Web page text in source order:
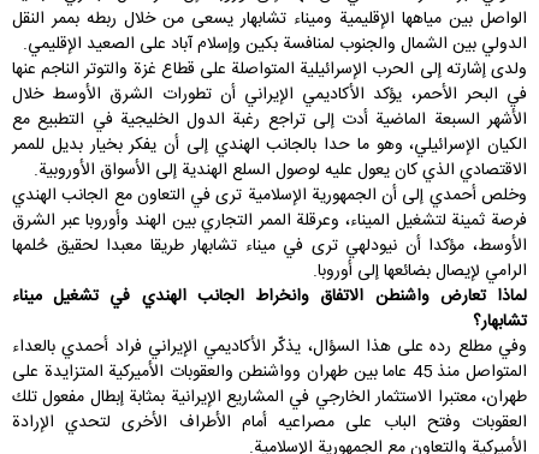
الواصل بين مياهها الإقليمية وميناء تشابهار يسعى من خلال ربطه بممر النقل
الدولي بين الشمال والجنوب لمنافسة بكين وإسلام آباد على الصعيد الإقليمي.
ولدى إشارته إلى الحرب الإسرائيلية المتواصلة على قطاع غزة والتوتر الناجم عنها
في البحر الأحمر، يؤكد الأكاديمي الإيراني أن تطورات الشرق الأوسط خلال
الأشهر السبعة الماضية أدت إلى تراجع رغبة الدول الخليجية في التطبيع مع
الكيان الإسرائيلي، وهو ما حدا بالجانب الهندي إلى أن يفكر بخيار بديل للممر
الاقتصادي الذي كان يعول عليه لوصول السلع الهندية إلى الأسواق الأوروبية.
وخلص أحمدي إلى أن الجمهورية الإسلامية ترى في التعاون مع الجانب الهندي
فرصة ثمينة لتشغيل الميناء، وعرقلة الممر التجاري بين الهند وأوروبا عبر الشرق
الأوسط، مؤكدا أن نيودلهي ترى في ميناء تشابهار طريقا معبدا لحقيق حُلمها
الرامي لإيصال بضائعها إلى أوروبا.
لماذا تعارض واشنطن الاتفاق وانخراط الجانب الهندي في تشغيل ميناء
تشابهار؟
وفي مطلع رده على هذا السؤال، يذكّر الأكاديمي الإيراني فراد أحمدي بالعداء
المتواصل منذ 45 عاما بين طهران وواشنطن والعقوبات الأميركية المتزايدة على
طهران، معتبرا الاستثمار الخارجي في المشاريع الإيرانية بمثابة إبطال مفعول تلك
العقوبات وفتح الباب على مصراعيه أمام الأطراف الأخرى لتحدي الإرادة
الأميركية والتعاون مع الجمهورية الإسلامية.